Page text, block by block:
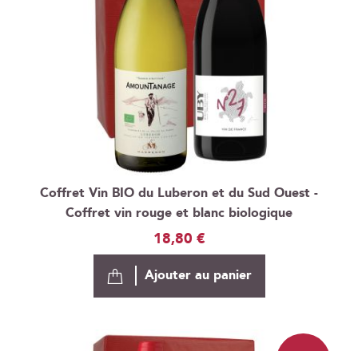
Coffret Vin BIO du Luberon et du Sud Ouest -
Coffret vin rouge et blanc biologique
18,80 €
Ajouter au panier